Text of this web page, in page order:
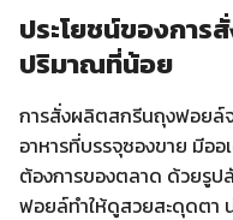
ประโยชน์ของกา
ปริมาณที่น้อย
การสั่งผลิตสกรีนถุงฟอยล์
อาหารที่บรรจุซองขาย มีอ
ต้องการของตลาด ด้วยรู
ฟอยล์ทำให้ดูสวยสะดุดตา